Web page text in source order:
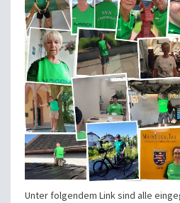
Unter folgendem Link sind alle